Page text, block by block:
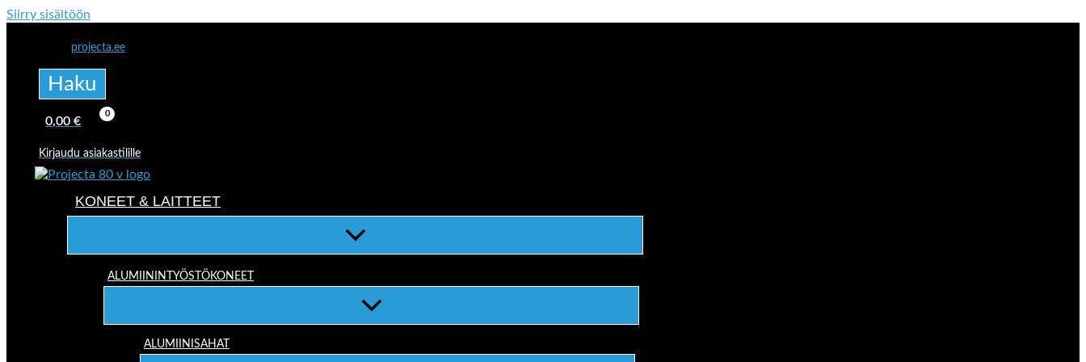
Siirry sisältöön
projecta.ee
Haku
0,00€
Kirjaudu asiakastilille
KONEET & LAITTEET
ALUMIININTYÖSTÖKONEET
ALUMIINISAHAT